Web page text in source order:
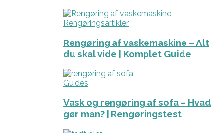
Rengøringsartikler
Rengøring af vaskemaskine – Alt
du skal vide | Komplet Guide
Guides
Vask og rengøring af sofa – Hvad
gør man? | Rengøringstest